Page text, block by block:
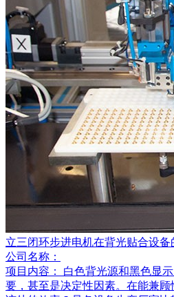
立三闭环步进电机在背光贴合设备
公司名称：
项目内容：
白色背光源和黑色显
要，甚至是决定性因素。在能兼